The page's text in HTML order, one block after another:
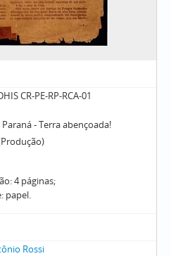
CR-PE-RP-RCA-01
- Terra abençoada!
4 páginas;
papel.
Rossi